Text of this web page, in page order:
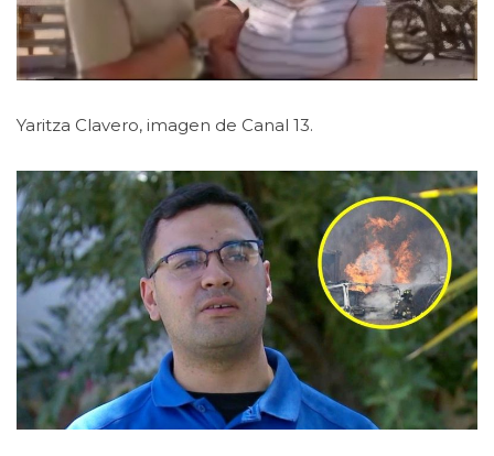
Yaritza Clavero, imagen de Canal 13.